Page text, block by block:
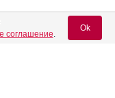
соглашение.
Ok